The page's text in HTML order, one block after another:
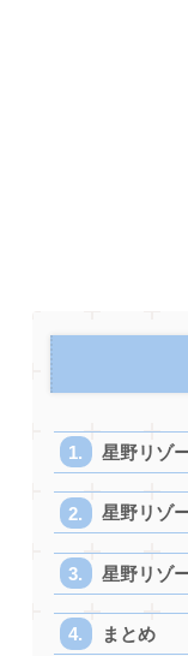
星野リゾ
星野リゾ
星野リゾ
まとめ